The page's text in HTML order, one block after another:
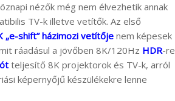
nézők még nem élvezhetik annak
TV-k illetve vetítők. Az első
„e-shift” házimozi vetítőjenem képesek
ráadásul a jövőben 8K/120Hz HDR-re
teljesítő 8K projektorok és TV-k, arról
képernyőjű készülékekre lenne